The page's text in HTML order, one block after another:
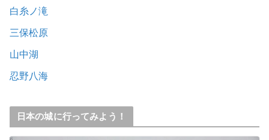
白糸ノ滝
三保松原
山中湖
忍野八海
日本の城に行ってみよう！